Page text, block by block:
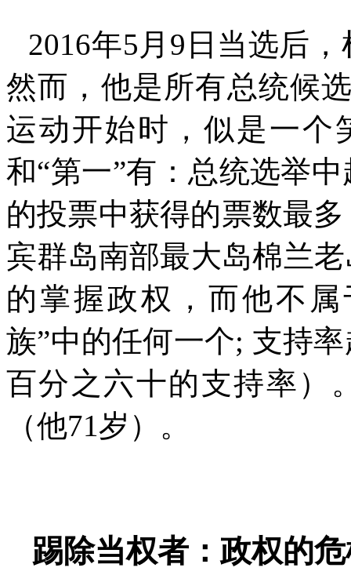
2016年5 月 9 日当选后
然而，他是所有总统候
运动开始时，似是一个
和“第一”有：总统选举
的投票中获得的票数最
宾群岛南部最大岛棉兰
的掌握政权，而他不
族”中的任何一个; 支持
百分之六十的支持率）
（他71岁）。
踢除当权者：政权的